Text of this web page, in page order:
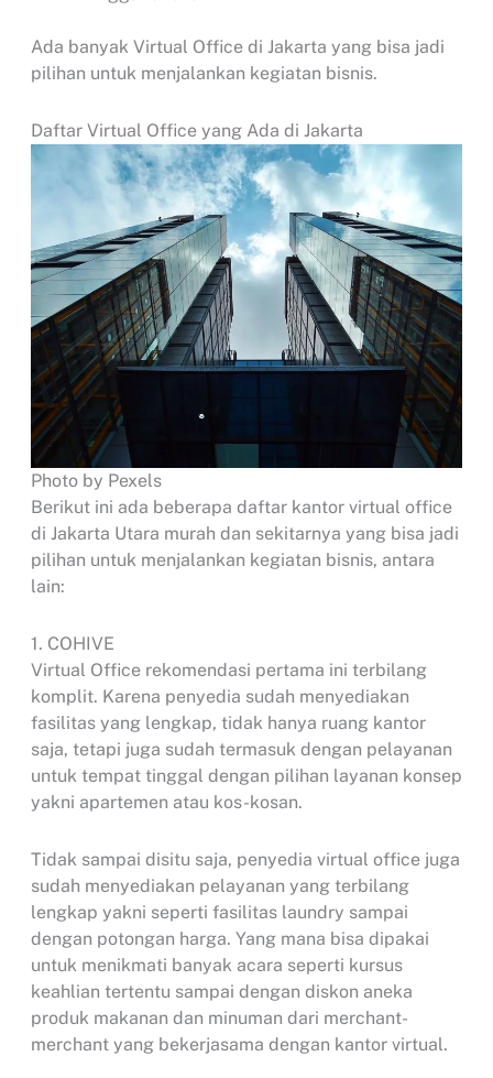
Ada banyak Virtual Office di Jakarta yang bisa jadi
pilihan untuk menjalankan kegiatan bisnis.
Daftar Virtual Office yang Ada di Jakarta
Photo by Pexels
Berikut ini ada beberapa daftar kantor virtual office
di Jakarta Utara murah dan sekitarnya yang bisa jadi
pilihan untuk menjalankan kegiatan bisnis, antara
lain:
1. COHIVE
Virtual Office rekomendasi pertama ini terbilang
komplit. Karena penyedia sudah menyediakan
fasilitas yang lengkap, tidak hanya ruang kantor
saja, tetapi juga sudah termasuk dengan pelayanan
untuk tempat tinggal dengan pilihan layanan konsep
yakni apartemen atau kos-kosan.
Tidak sampai disitu saja, penyedia virtual office juga
sudah menyediakan pelayanan yang terbilang
lengkap yakni seperti fasilitas laundry sampai
dengan potongan harga. Yang mana bisa dipakai
untuk menikmati banyak acara seperti kursus
keahlian tertentu sampai dengan diskon aneka
produk makanan dan minuman dari merchant-
merchant yang bekerjasama dengan kantor virtual.